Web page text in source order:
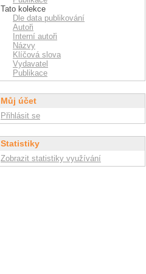
Tato kolekce
Dle data publikování
Autoři
Interní autoři
Názvy
Klíčová slova
Vydavatel
Publikace
Můj účet
Přihlásit se
Statistiky
Zobrazit statistiky využívání